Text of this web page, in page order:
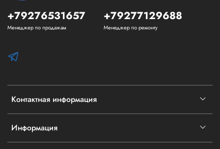
Контактная информация
Информация
+79276531657
Менеджер по продажам
+79277129688
Менеджер по ремонту